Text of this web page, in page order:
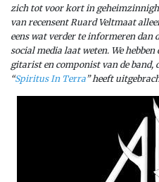
zich tot voor kort in
van recensent Ruard Veltmaat
eens wat verder te informeren dan
social media laat weten. We
gitarist en componist van de band,
“Spiritus In Terra” heeft